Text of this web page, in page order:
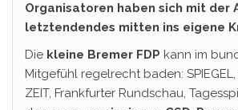
Organisatoren haben sich mit der
letztendendes mitten ins eigene
Die kleine Bremer FDP kann im
Mitgefühl regelrecht baden:
ZEIT, Frankfurter Rundschau,